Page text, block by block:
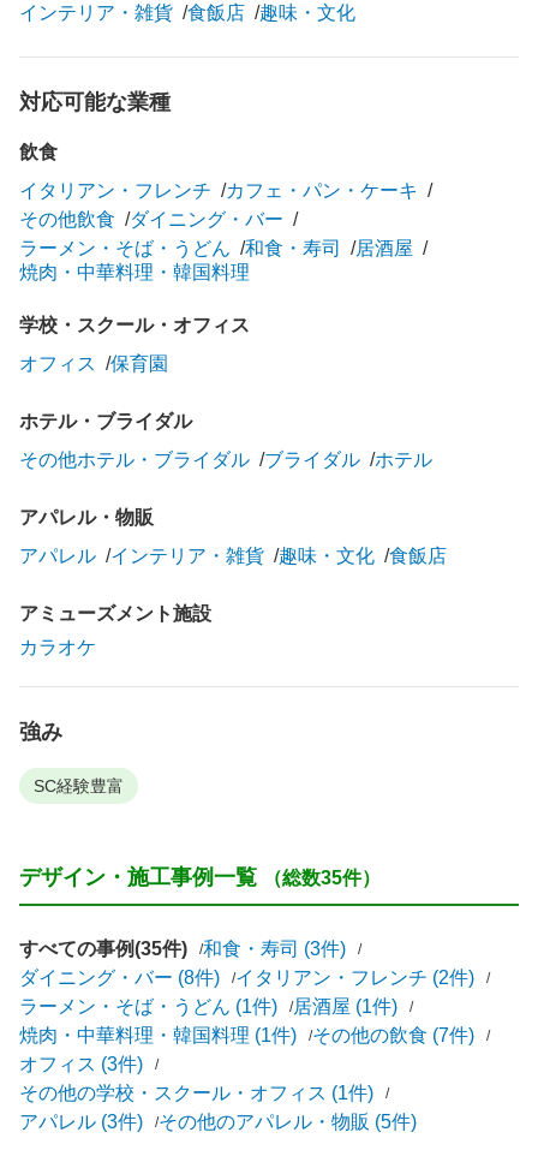
インテリア・雑貨
食飯店 趣味・文化
対応可能な業種
飲食
イタリアン・フレンチ
カフェ・パン・ケーキ
その他飲食
ダイニング・バー
ラーメン・そば・うどん
和食・寿司
居酒屋
焼肉・中華料理・韓国料理
学校・スクール・オフィス
オフィス
保育園
ホテル・ブライダル
その他ホテル・ブライダル
ブライダル ホテル
アパレル・物販
アパレル
インテリア・雑貨 趣味・文化 食飯店
アミューズメント施設
カラオケ
強み
SC経験豊富
デザイン・施工事例一覧 （総数35件）
すべての事例(35件)
和食・寿司 (3件)
ダイニング・バー (8件)
イタリアン・フレンチ (2件)
ラーメン・そば・うどん (1件)
居酒屋 (1件)
焼肉・中華料理・韓国料理 (1件)
その他の飲食 (7件)
オフィス (3件)
その他の学校・スクール・オフィス (1件)
アパレル (3件)
その他のアパレル・物販 (5件)